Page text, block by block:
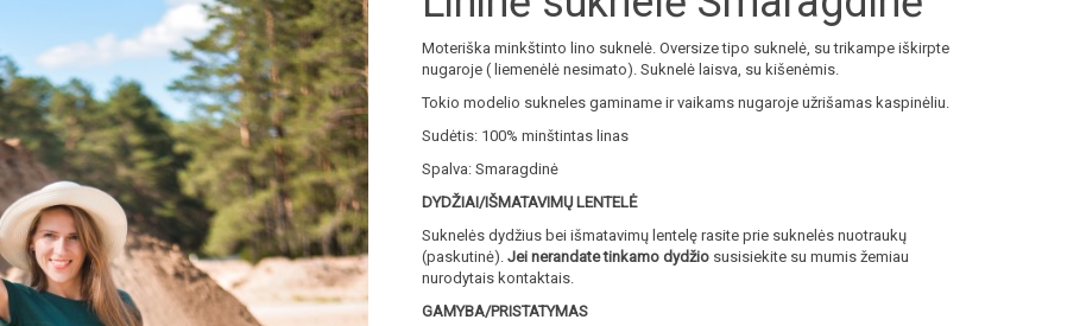
Moteriška minkštinto lino suknelė. Oversize tipo suknelė, su trikampe iškirpte
nugaroje ( liemenėlė nesimato). Suknelė laisva, su kišenėmis.
Tokio modelio sukneles gaminame ir vaikams nugaroje užrišamas kaspinėliu.
Sudėtis: 100% minštintas linas
Spalva: Smaragdinė
DYDŽIAI/IŠMATAVIMŲ LENTELĖ
Suknelės dydžius bei išmatavimų lentelę rasite prie suknelės nuotraukų
(paskutinė). Jei nerandate tinkamo dydžio susisiekite su mumis žemiau
nurodytais kontaktais.
GAMYBA/PRISTATYMAS